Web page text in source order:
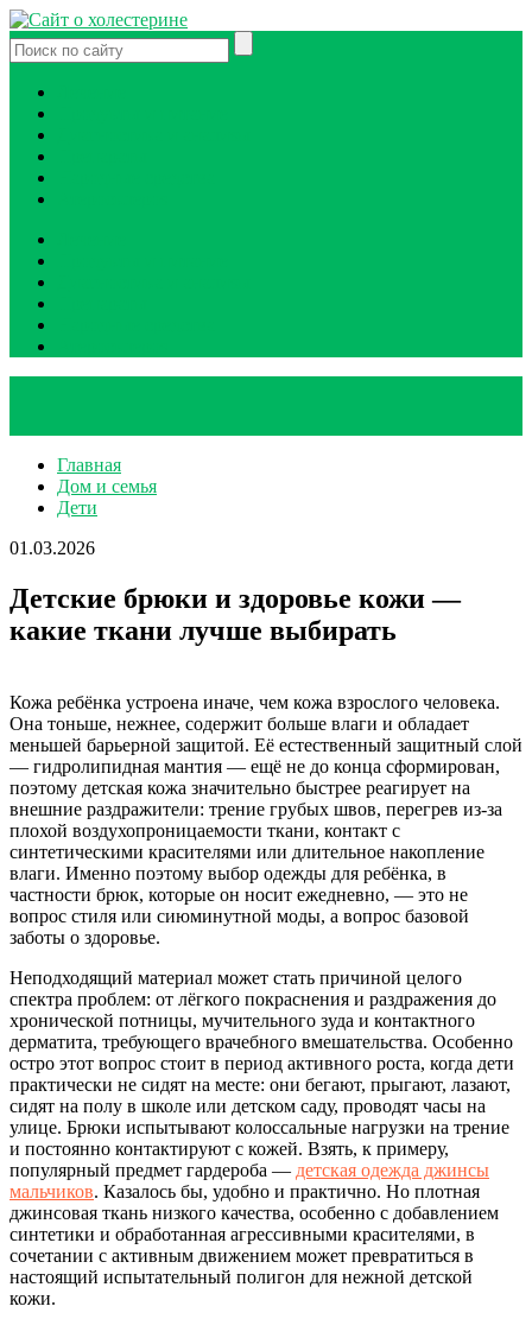
Главная
Дом и семья
Дети
01.03.2026
Детские брюки и здоровье кожи —
какие ткани лучше выбирать
Кожа ребёнка устроена иначе, чем кожа взрослого человека.
Она тоньше, нежнее, содержит больше влаги и обладает
меньшей барьерной защитой. Её естественный защитный слой
— гидролипидная мантия — ещё не до конца сформирован,
поэтому детская кожа значительно быстрее реагирует на
внешние раздражители: трение грубых швов, перегрев из-за
плохой воздухопроницаемости ткани, контакт с
синтетическими красителями или длительное накопление
влаги. Именно поэтому выбор одежды для ребёнка, в
частности брюк, которые он носит ежедневно, — это не
вопрос стиля или сиюминутной моды, а вопрос базовой
заботы о здоровье.
Неподходящий материал может стать причиной целого
спектра проблем: от лёгкого покраснения и раздражения до
хронической потницы, мучительного зуда и контактного
дерматита, требующего врачебного вмешательства. Особенно
остро этот вопрос стоит в период активного роста, когда дети
практически не сидят на месте: они бегают, прыгают, лазают,
сидят на полу в школе или детском саду, проводят часы на
улице. Брюки испытывают колоссальные нагрузки на трение
и постоянно контактируют с кожей. Взять, к примеру,
популярный предмет гардероба — детская одежда джинсы
мальчиков. Казалось бы, удобно и практично. Но плотная
джинсовая ткань низкого качества, особенно с добавлением
синтетики и обработанная агрессивными красителями, в
сочетании с активным движением может превратиться в
настоящий испытательный полигон для нежной детской
кожи.